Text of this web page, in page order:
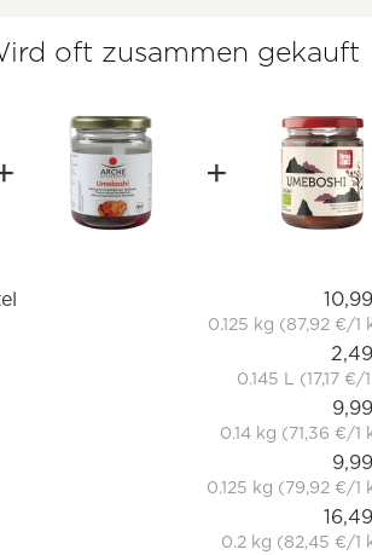
oft zusammen gekauft
0.125 kg (87,92 €/1
0.145 L (17,17 €/
0.14 kg (71,36 €/1
0.125 kg (79,92 €/1
0.2 kg (82,45 €/1